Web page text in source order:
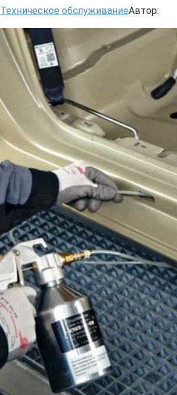
Техническое обслуживаниеАвтор: